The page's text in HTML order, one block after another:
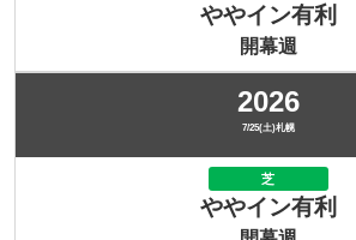
ややイン有利
開幕週
2026
7/25(土)札幌
芝
ややイン有利